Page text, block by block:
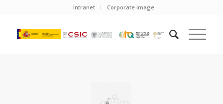
Intranet Corporate image